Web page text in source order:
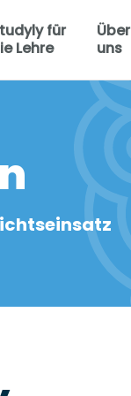
für
Lehre
Über
uns